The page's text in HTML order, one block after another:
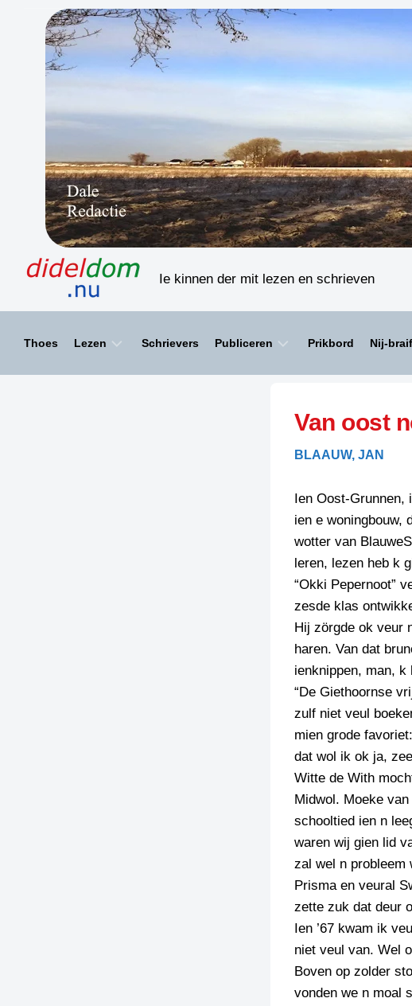
Ie kinnen der mit lezen en schrieven
Thoes Lezen
HAIKU’S
LIMERICKS
SCHRIEFWEDSTRIED
SCHRIEFWEDSTRIED
STRIPS
TIEDSCHRIFT
KREUZE
VERHOALEN
BIENOAMEN
LEGENDEN
RECEPTEN
SPREUKEN
VEURDRACHTEN
Schrievers Publiceren
SPELLENSCONTROLE
SCHRIEFREGELS
Prikbord Nij-braif
Van oost
BLAAUW, JAN
Ien Oost-Grunnen,
ien e woningbouw,
wotter van
leren, lezen heb k
“Okki Pepernoot”
zesde klas
Hij zörgde ok veur
haren. Van dat
ienknippen, man, k
“De Giethoornse
zulf niet veul
mien grode
dat wol ik ok ja,
Witte de With
Midwol. Moeke
schooltied ien n
waren wij gien lid
zal wel n probleem
Prisma en veural
zette zuk dat deur
Ien ’67 kwam ik
niet veul van. Wel
Boven op zolder
vonden we n moal